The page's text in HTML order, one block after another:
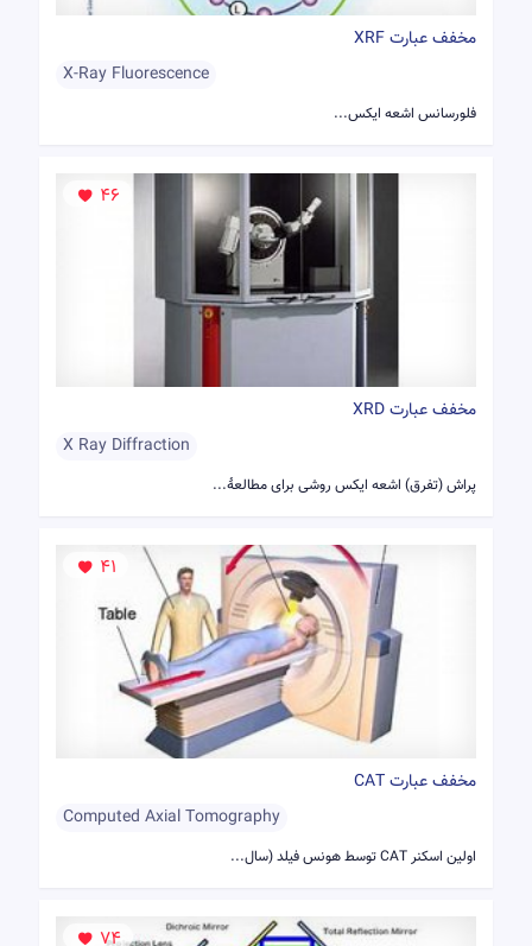
مخفف عبارت XRF
X-Ray Fluorescence
فلورسانس اشعه ایکس...
46
مخفف عبارت XRD
X Ray Diffraction
پراش (تفرق) اشعه ایکس روشی برای مطالعهٔ...
41
مخفف عبارت CAT
Computed Axial Tomography
اولین اسکنر CAT توسط هونس فیلد (سال...
74